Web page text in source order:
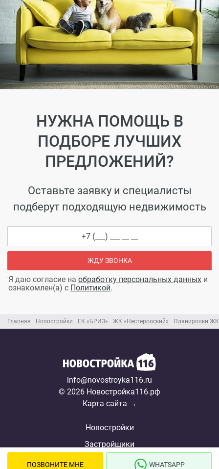
Главная Новостройки ГК «БРИЗ» ЖК «Нестеровский» Планировки ЖК
НУЖНА ПОМОЩЬ В
ПОДБОРЕ ЛУЧШИХ
ПРЕДЛОЖЕНИЙ?
Оставьте заявку и специалисты
подберут подходящую недвижимость
ЖДУ ЗВОНКА
Я даю согласие на обработку персональных данных и
ознакомлен(а) с Политикой.
info@novostroyka116.ru
© 2026 Новостройка116.рф
Карта сайта →
Новостройки
Застройщики
ПОЗВОНИТЕ МНЕ WHATSAPP